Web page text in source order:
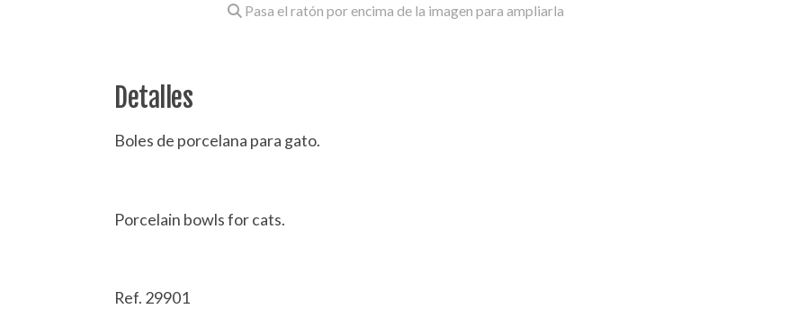
Pasa el ratón por encima de la imagen para ampliarla
Detalles
Boles de porcelana para gato.
Porcelain bowls for cats.
Ref. 29901